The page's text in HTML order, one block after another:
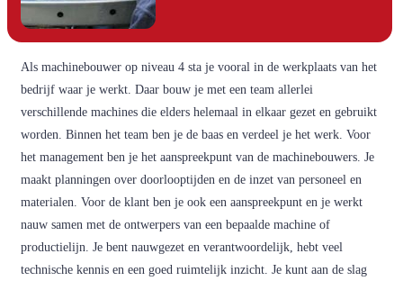
Als machinebouwer op niveau 4 sta je vooral in de werkplaats van het
bedrijf waar je werkt. Daar bouw je met een team allerlei
verschillende machines die elders helemaal in elkaar gezet en gebruikt
worden. Binnen het team ben je de baas en verdeel je het werk. Voor
het management ben je het aanspreekpunt van de machinebouwers. Je
maakt planningen over doorlooptijden en de inzet van personeel en
materialen. Voor de klant ben je ook een aanspreekpunt en je werkt
nauw samen met de ontwerpers van een bepaalde machine of
productielijn. Je bent nauwgezet en verantwoordelijk, hebt veel
technische kennis en een goed ruimtelijk inzicht. Je kunt aan de slag